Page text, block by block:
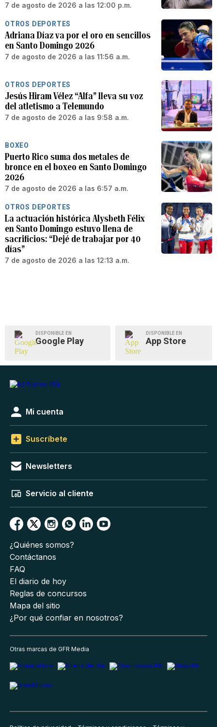
7 de agosto de 2026 a las 12:00 p.m.
OTROS DEPORTES
Adriana Díaz va por el oro en sencillos
en Santo Domingo 2026
7 de agosto de 2026 a las 11:56 a.m.
OTROS DEPORTES
Jesús Hiram Vélez “Alfa” lleva su voz
del atletismo a Telemundo
7 de agosto de 2026 a las 9:58 a.m.
BOXEO
Puerto Rico suma dos metales de
bronce en el boxeo en Santo Domingo
2026
7 de agosto de 2026 a las 6:57 a.m.
OTROS DEPORTES
La actuación histórica Alysbeth Félix
en Santo Domingo estuvo llena de
sacrificios: “Dejé de trabajar por 40
días”
7 de agosto de 2026 a las 12:13 a.m.
DISPONIBLE EN
Google Play
DISPONIBLE EN
App Store
Mi cuenta
Suscríbete
Newsletters
Servicio al cliente
¿Quiénes somos?
Contáctanos
FAQ
El diario de hoy
Reglas de concursos
Mapa del sitio
¿Por qué confiar en nosotros?
Otras marcas de GFR Media